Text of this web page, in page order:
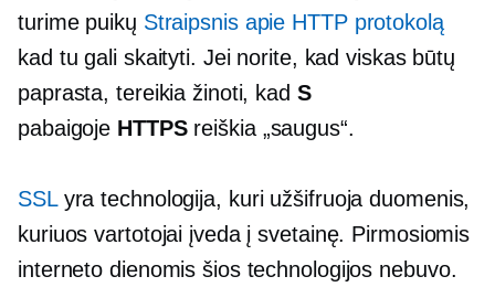
turime puikų Straipsnis apie HTTP protokolą
kad tu gali skaityti. Jei norite, kad viskas būtų
paprasta, tereikia žinoti, kad S
pabaigoje HTTPSreiškia „saugus“.
SSLyra technologija, kuri užšifruoja duomenis,
kuriuos vartotojai įveda į svetainę. Pirmosiomis
interneto dienomis šios technologijos nebuvo.